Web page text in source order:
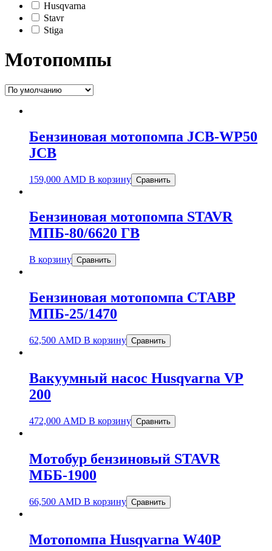
Husqvarna
Stavr
Stiga
Мотопомпы
Бензиновая мотопомпа JCB-WP50
JCB
159,000 AMD В корзину Сравнить
Бензиновая мотопомпа STAVR
МПБ-80/6620 ГВ
В корзину Сравнить
Бензиновая мотопомпа СТАВР
МПБ-25/1470
62,500 AMD В корзину Сравнить
Вакуумный насос Husqvarna VP
200
472,000 AMD В корзину Сравнить
Мотобур бензиновый STAVR
МББ-1900
66,500 AMD В корзину Сравнить
Мотопомпа Husqvarna W40P